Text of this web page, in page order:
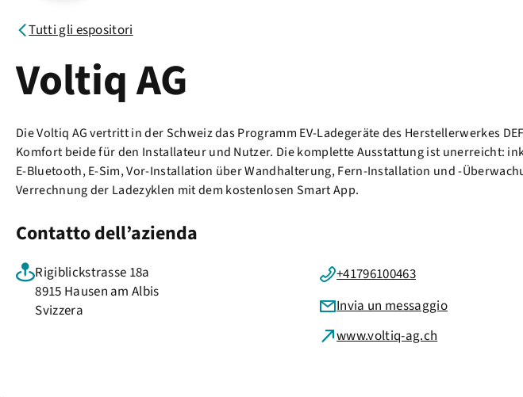
Tutti gli espositori
Voltiq AG
Die Voltiq AG vertritt in der Schweiz das Programm EV-Ladegeräte des Herstellerwerkes
Komfort beide für den Installateur und Nutzer. Die komplette Ausstattung ist unerreicht:
E-Bluetooth, E-Sim, Vor-Installation über Wandhalterung, Fern-Installation und -
Verrechnung der Ladezyklen mit dem kostenlosen Smart App.
Contatto dell’azienda
Rigiblickstrasse 18a
8915 Hausen am Albis
Svizzera
+41796100463
Invia un messaggio
www.voltiq-ag.ch